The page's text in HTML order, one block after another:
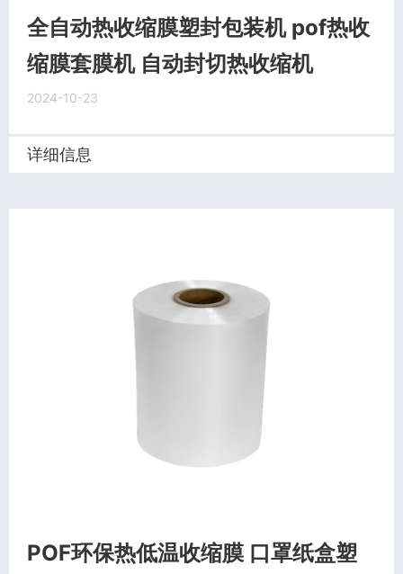
全自动热收缩膜塑封包装机 pof热收
缩膜套膜机 自动封切热收缩机
2024-10-23
详细信息
POF环保热低温收缩膜 口罩纸盒塑